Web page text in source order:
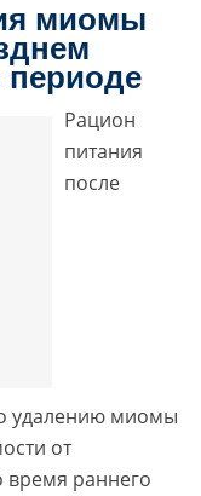
миомы
Рацион
питания
после
удалению миомы
от
время раннего